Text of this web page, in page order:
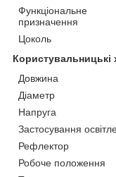
Функціональне
призначення
Цоколь
Користувальницькі
Довжина
Діаметр
Напруга
Застосування
Рефлектор
Робоче положення